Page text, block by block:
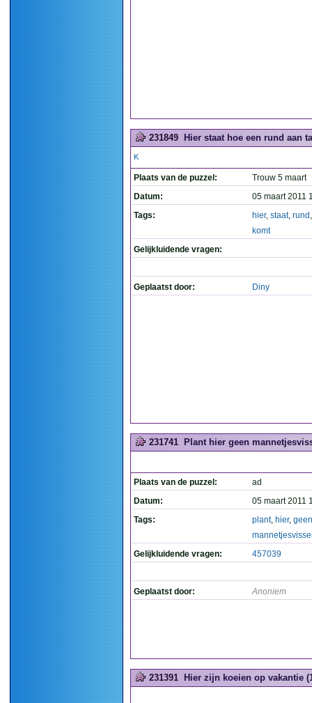
231849 Hier staat hoe een rund aan
K
Plaats van de puzzel:
Trouw 5 maart
Datum:
05 maart 2011
Tags:
hier, staat, rund
komt
Gelijkluidende vragen:
Geplaatst door: Diny
231741 Plant hier geen
Plaats van de puzzel:
ad
Datum:
05 maart 2011
Tags:
plant, hier, geen
Gelijkluidende vragen:
457039
Geplaatst door: Anoniem
231391 Hier zijn koeien op vakantie